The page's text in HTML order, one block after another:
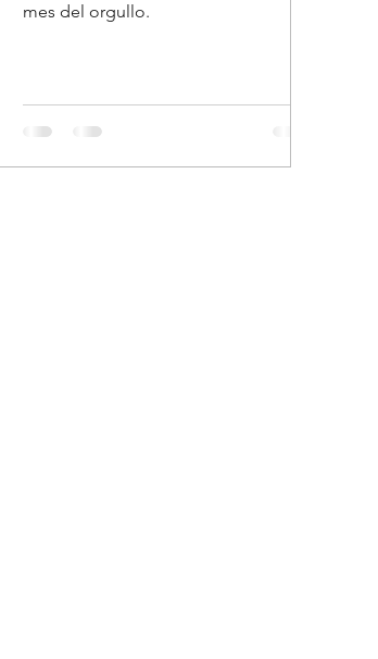
mes del orgullo.